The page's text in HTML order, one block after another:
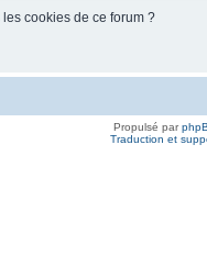
cookies de ce forum ?
Propulsé par
Traduction et